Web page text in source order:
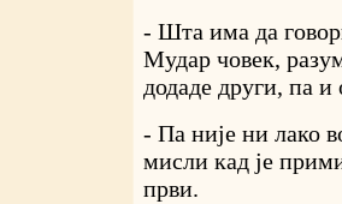
- Шта има да
Мудар човек,
додаде други, па
- Па није ни лако
мисли кад је
први.